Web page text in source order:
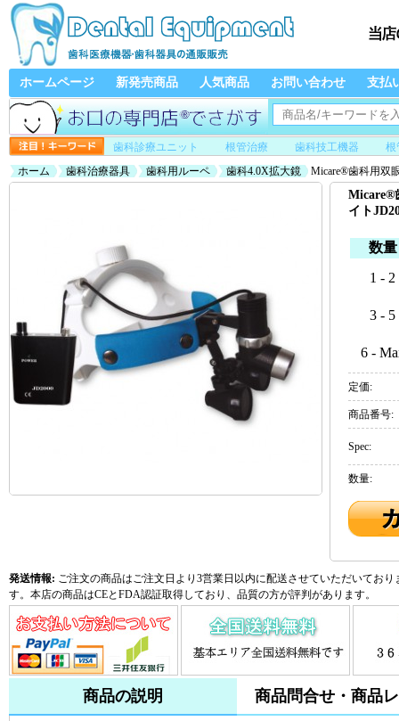
ホームページ 新発売商品 人気商品 お問い合わせ 支払
歯科診療ユニット 根管治療 歯科技工機器
根
ホーム
歯科治療器具 歯科用ルーペ 歯科4.0X拡大鏡 Micare®歯科用双
Micare®
イト
数量
1 - 2
3 - 5
6 -
定価:
商品番号:
Spec:
数量:
発送情報: ご注文の商品はご注文日より3営業日以内に配送させていただいてお
す。本店の商品はCEとFDA認証取得しており、品質の方が評判があります。
商品の説明 商品問合せ・商品